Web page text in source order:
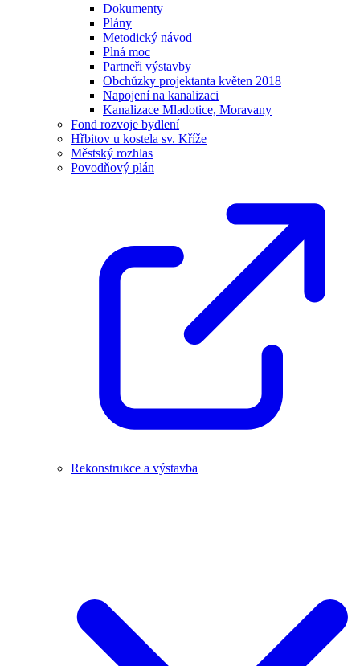
Dokumenty
Plány
Metodický návod
Plná moc
Partneři výstavby
Obchůzky projektanta květen 2018
Napojení na kanalizaci
Kanalizace Mladotice, Moravany
Fond rozvoje bydlení
Hřbitov u kostela sv. Kříže
Městský rozhlas
Povodňový plán
Rekonstrukce a výstavba